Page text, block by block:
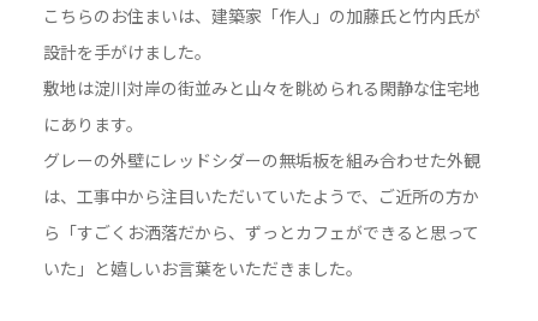
こちらのお住まいは、建築家「作人」の加藤氏と竹内氏が
設計を手がけました。
敷地は淀川対岸の街並みと山々を眺められる閑静な住宅地
にあります。
グレーの外壁にレッドシダーの無垢板を組み合わせた外観
は、工事中から注目いただいていたようで、ご近所の方か
ら「すごくお洒落だから、ずっとカフェができると思って
いた」と嬉しいお言葉をいただきました。